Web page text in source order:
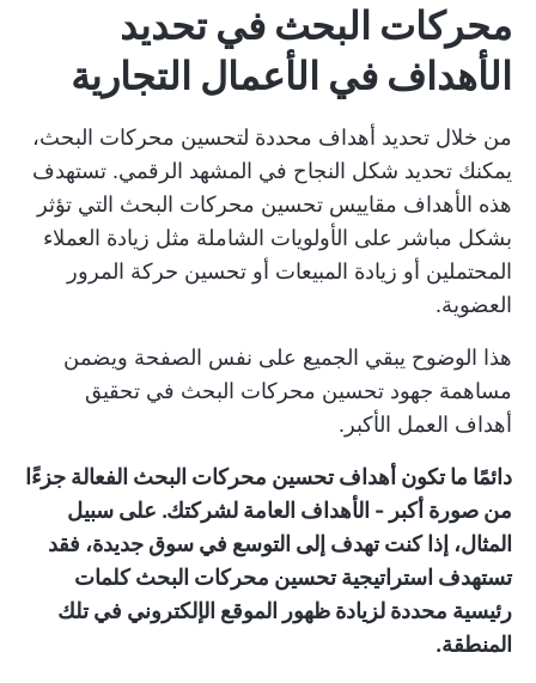
محركات البحث في تحديد
الأهداف في الأعمال التجارية
من خلال تحديد أهداف محددة لتحسين محركات البحث،
يمكنك تحديد شكل النجاح في المشهد الرقمي. تستهدف
هذه الأهداف مقاييس تحسين محركات البحث التي تؤثر
بشكل مباشر على الأولويات الشاملة مثل زيادة العملاء
المحتملين أو زيادة المبيعات أو تحسين حركة المرور
العضوية.
هذا الوضوح يبقي الجميع على نفس الصفحة ويضمن
مساهمة جهود تحسين محركات البحث في تحقيق
أهداف العمل الأكبر.
دائمًا ما تكون أهداف تحسين محركات البحث الفعالة جزءًا
من صورة أكبر - الأهداف العامة لشركتك. على سبيل
المثال، إذا كنت تهدف إلى التوسع في سوق جديدة، فقد
تستهدف استراتيجية تحسين محركات البحث كلمات
رئيسية محددة لزيادة ظهور الموقع الإلكتروني في تلك
المنطقة.